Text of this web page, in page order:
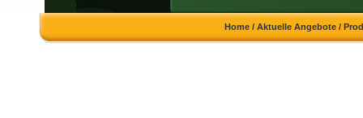
Home /Aktuelle Angebote /